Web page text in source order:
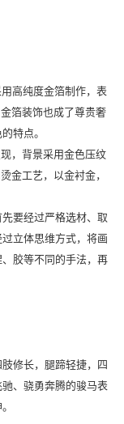
高纯度金箔制作，表
箔装饰也成了尊贵奢
特点。
，背景采用金色压纹
金工艺，以金衬金，
要经过严格选材、取
立体思维方式，将画
胶等不同的手法，再
修长，腿蹄轻捷，四
、骁勇奔腾的骏马表